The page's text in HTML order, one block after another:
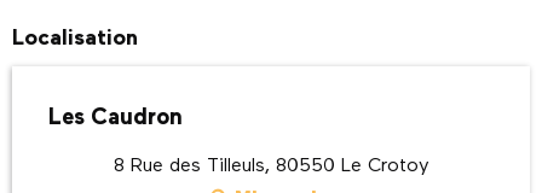
Localisation
Les Caudron
8 Rue des Tilleuls, 80550 Le Crotoy